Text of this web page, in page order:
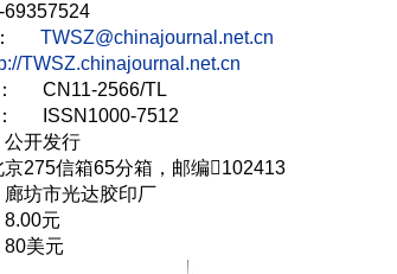
： TWSZ@chinajournal.net.cn
TWSZ.chinajournal.net.cn
： CN11-2566/TL
： ISSN1000-7512
开发行
275信箱65分箱，邮编102413
坊市光达胶印厂
元
美元